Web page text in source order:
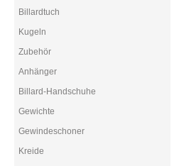
Billardtuch
Kugeln
Zubehör
Anhänger
Billard-Handschuhe
Gewichte
Gewindeschoner
Kreide